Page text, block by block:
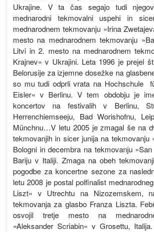
Ukrajine. V ta čas segajo tudi
mednarodni tekmovalni uspehi in
mednarodnem tekmovanju »Irina
mesto na mednarodnem tekmovanju
Litvi in 2. mesto na mednarodnem
Krajnev« v Ukrajini. Leta 1996 je prejel
Belorusije za izjemne dosežke na
so mu tudi odprli vrata na Hochschule
Eisler« v Berlinu. V tem obdobju je
koncertov na festivalih v Berlinu,
Herrenchiemseeju, Bad Worishofnu,
Münchnu…V letu 2005 je zmagal še na
tekmovanjih in sicer junija na tekmovanju
Bologni in decembra na tekmovanju
Bariju v Italiji. Zmaga na obeh
pogodbe za koncertne sezone za
letu 2008 je postal polfinalist
Liszt« v Utrechtu na Nizozemskem,
tekmovanja za glasbo Franza Liszta.
osvojil tretje mesto na
»Aleksander Scriabin« v Grosettu,